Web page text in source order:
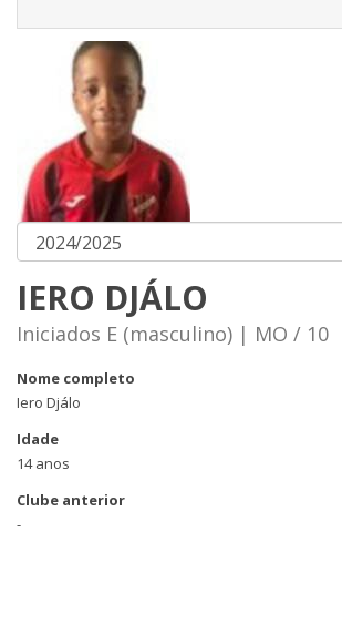
IERO DJÁLO
Iniciados E (masculino) | MO / 10
Nome completo
Iero Djálo
Idade
14 anos
Clube anterior
-